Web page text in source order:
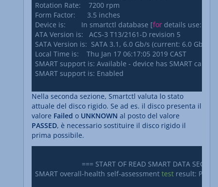
Rotation Rate:    7200 rpm
Form Factor:      3.5 inches
Device is:        In smartctl database [for details use: -P
ATA Version is:   ACS-3 T13/2161-D revision 5
SATA Version is:  SATA 3.1, 6.0 Gb/s (current: 6.0 Gb/s)
Local Time is:    Thu Jan 17 06:17:05 2019 CAST
SMART support is: Available - device has SMART
SMART support is: Enabled
Nella seconda sezione, Smartctl valuta lo stato
attuale del disco rigido. Se ad es. il disco presenta il
valore Failed o UNKNOWN al posto del valore
PASSED, è necessario sostituire il disco rigido il
prima possibile.
SMART overall-health self-assessment test result: